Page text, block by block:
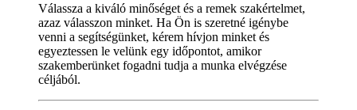
Válassza a kiváló minőséget és a remek szakértelmet,
azaz válasszon minket. Ha Ön is szeretné igénybe
venni a segítségünket, kérem hívjon minket és
egyeztessen le velünk egy időpontot, amikor
szakemberünket fogadni tudja a munka elvégzése
céljából.